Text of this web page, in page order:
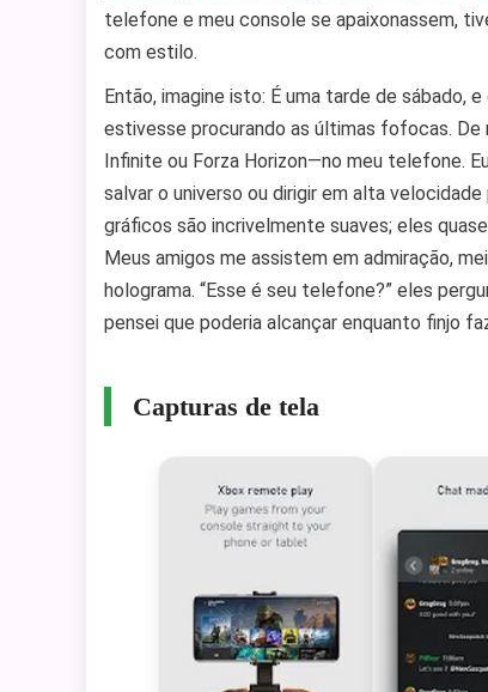
telefone e meu console se apaixonassem,
com estilo.
Então, imagine isto: É uma tarde de sábado,
estivesse procurando as últimas fofocas.
Infinite ou Forza Horizon—no meu telefone.
salvar o universo ou dirigir em alta
gráficos são incrivelmente suaves; eles
Meus amigos me assistem em admiração,
holograma. “Esse é seu telefone?” eles
pensei que poderia alcançar enquanto finjo
Capturas de tela